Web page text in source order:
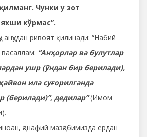
Чунки у зот
кўрмас”.
анҳудан ривоят қилинади: “Набий
васаллам: “Анҳорлар ва булутлар
ушр (ўндан бир берилади),
ила суғорилганда
(берилади)”, дедилар”(Имом
ҳанафий мазҳабимизда ердан